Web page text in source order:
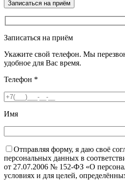
Записаться на приём
Укажите свой телефон. Мы
удобное для Вас время.
Телефон *
Имя
Отправляя форму, я даю своё
персональных данных в
от 27.07.2006 № 152-ФЗ «О
условиях и для целей,